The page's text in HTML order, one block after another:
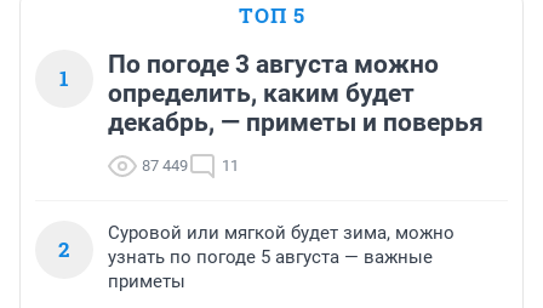
ТОП 5
1
По погоде 3 августа можно
определить, каким будет
декабрь, — приметы и поверья
87 449 11
2
Суровой или мягкой будет зима, можно
узнать по погоде 5 августа — важные
приметы